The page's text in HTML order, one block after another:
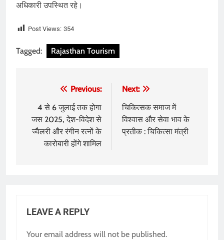
अधिकारी उपस्थित रहे।
Post Views: 354
Tagged: Rajasthan Tourism
navigation
Previous:
4 से 6 जुलाई तक होगा
जस 2025, देश-विदेश से
ज्वैलरी और रंगीन रत्नों के
कारोबारी होंगे शामिल
Next:
चिकित्सक समाज में
विश्वास और सेवा भाव के
प्र​तीक : चिकित्सा मंत्री
LEAVE A REPLY
Your email address will not be published.